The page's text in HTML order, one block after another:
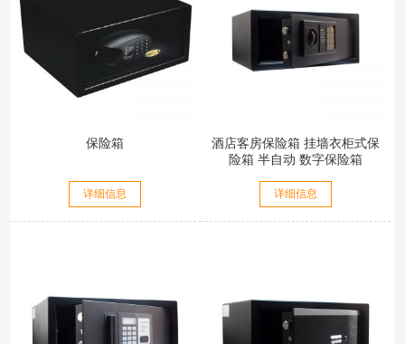
保险箱
详细信息
酒店客房保险箱 挂墙衣柜式保
险箱 半自动 数字保险箱
详细信息